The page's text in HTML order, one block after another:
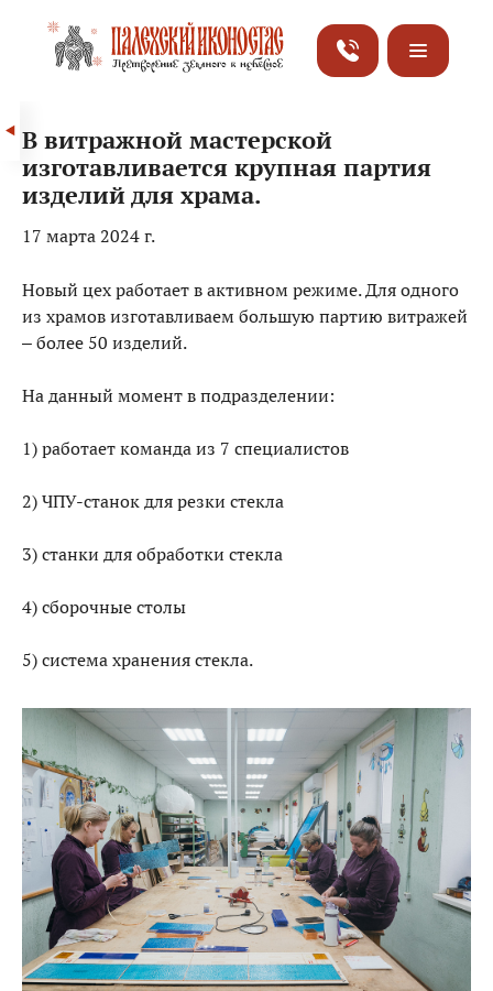
В витражной мастерской
изготавливается крупная партия
изделий для храма.
17 марта 2024 г.
Новый цех работает в активном режиме. Для одного
из храмов изготавливаем большую партию витражей
– более 50 изделий.
На данный момент в подразделении:
1) работает команда из 7 специалистов
2) ЧПУ-станок для резки стекла
3) станки для обработки стекла
4) сборочные столы
5) система хранения стекла.